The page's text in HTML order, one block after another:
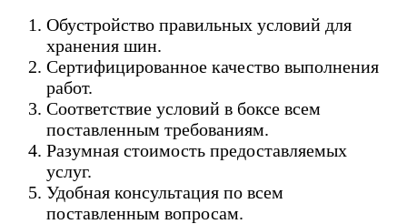
Обустройство правильных условий для
хранения шин.
Сертифицированное качество выполнения
работ.
Соответствие условий в боксе всем
поставленным требованиям.
Разумная стоимость предоставляемых
услуг.
Удобная консультация по всем
поставленным вопросам.